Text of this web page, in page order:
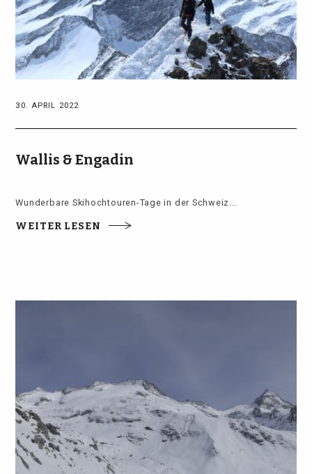
30. APRIL 2022
Wallis & Engadin
Wunderbare Skihochtouren-Tage in der Schweiz...
WEITER LESEN